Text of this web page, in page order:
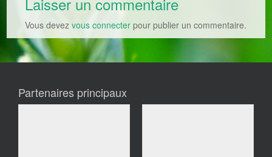
Vous devezvous connecter pour publier un commentaire.
Partenaires principaux